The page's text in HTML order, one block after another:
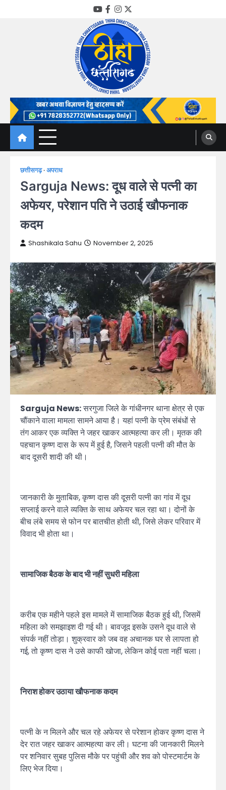
YouTube
Facebook
Instagram
Twitter
Thiha Chhattisgarh
गोठ जन-जन के
छत्तीसगढ़ अपराध
Sarguja News: दूध वाले से पत्नी का
अफेयर, परेशान पति ने उठाई खौफनाक
कदम
Shashikala Sahu November 2, 2025
Sarguja News:सरगुजा जिले के गांधीनगर थाना क्षेत्र से एक
चौंकाने वाला मामला सामने आया है। यहां पत्नी के प्रेम संबंधों से
तंग आकर एक व्यक्ति ने जहर खाकर आत्महत्या कर ली। मृतक की
पहचान कृष्ण दास के रूप में हुई है, जिसने पहली पत्नी की मौत के
बाद दूसरी शादी की थी।
जानकारी के मुताबिक, कृष्ण दास की दूसरी पत्नी का गांव में दूध
सप्लाई करने वाले व्यक्ति के साथ अफेयर चल रहा था। दोनों के
बीच लंबे समय से फोन पर बातचीत होती थी, जिसे लेकर परिवार में
विवाद भी होता था।
सामाजिक बैठक के बाद भी नहीं सुधरी महिला
करीब एक महीने पहले इस मामले में सामाजिक बैठक हुई थी, जिसमें
महिला को समझाइश दी गई थी। बावजूद इसके उसने दूध वाले से
संपर्क नहीं तोड़ा। शुक्रवार को जब वह अचानक घर से लापता हो
गई, तो कृष्ण दास ने उसे काफी खोजा, लेकिन कोई पता नहीं चला।
निराश होकर उठाया खौफनाक कदम
पत्नी के न मिलने और चल रहे अफेयर से परेशान होकर कृष्ण दास ने
देर रात जहर खाकर आत्महत्या कर ली। घटना की जानकारी मिलने
पर शनिवार सुबह पुलिस मौके पर पहुंची और शव को पोस्टमार्टम के
लिए भेज दिया।